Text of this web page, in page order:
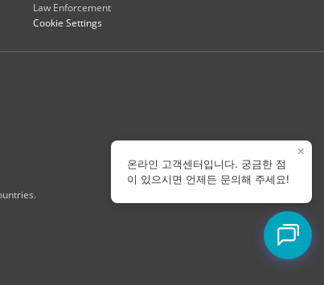
Law Enforcement
Cookie Settings
온라인 고객센터입니다. 궁금한 점
이 있으시면 언제든 문의해 주세요!
×